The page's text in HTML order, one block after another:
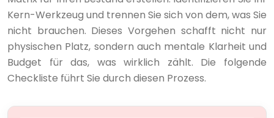
Kern-Werkzeug und trennen Sie sich von dem, was Sie
nicht brauchen. Dieses Vorgehen schafft nicht nur
physischen Platz, sondern auch mentale Klarheit und
Budget für das, was wirklich zählt. Die folgende
Checkliste führt Sie durch diesen Prozess.